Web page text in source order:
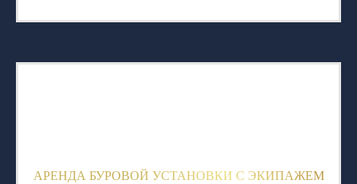
АРЕНДА БУРОВОЙ УСТАНОВКИ С ЭКИПАЖЕМ